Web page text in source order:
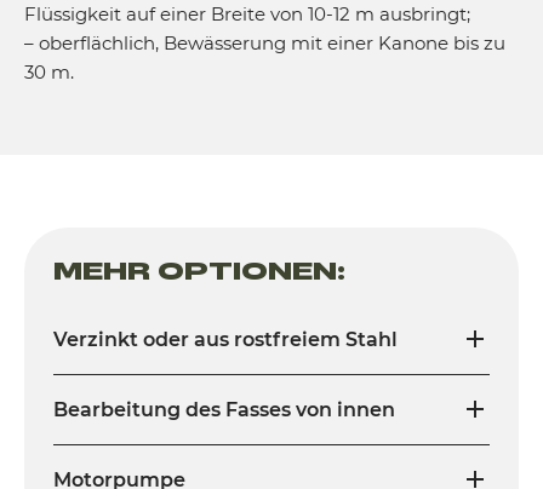
Flüssigkeit auf einer Breite von 10-12 m ausbringt;
– oberflächlich, Bewässerung mit einer Kanone bis zu
30 m.
MEHR OPTIONEN:
Verzinkt oder aus rostfreiem Stahl
Bearbeitung des Fasses von innen
Motorpumpe